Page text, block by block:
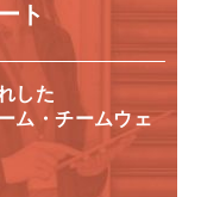
ト
した
ム・チームウェ